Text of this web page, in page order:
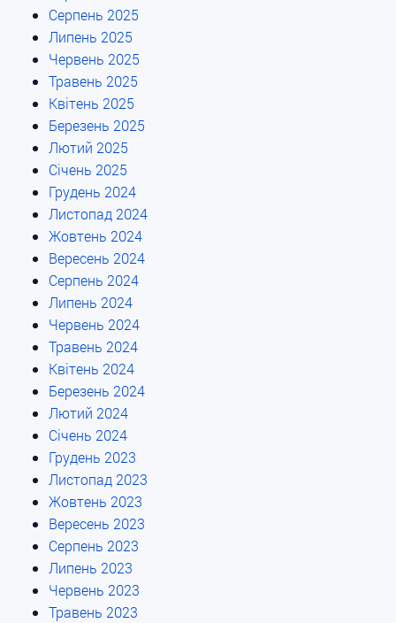
Серпень 2025
Липень 2025
Червень 2025
Травень 2025
Квітень 2025
Березень 2025
Лютий 2025
Січень 2025
Грудень 2024
Листопад 2024
Жовтень 2024
Вересень 2024
Серпень 2024
Липень 2024
Червень 2024
Травень 2024
Квітень 2024
Березень 2024
Лютий 2024
Січень 2024
Грудень 2023
Листопад 2023
Жовтень 2023
Вересень 2023
Серпень 2023
Липень 2023
Червень 2023
Травень 2023